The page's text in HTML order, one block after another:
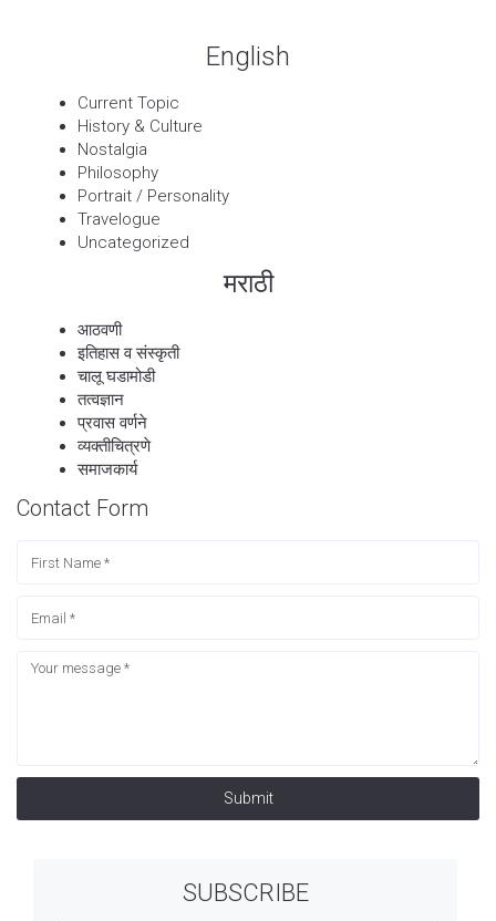
English
Current Topic
History & Culture
Nostalgia
Philosophy
Portrait / Personality
Travelogue
Uncategorized
मराठी
आठवणी
इतिहास व संस्कृती
चालू घडामोडी
तत्वज्ञान
प्रवास वर्णने
व्यक्तीचित्रणे
समाजकार्य
Contact Form
Submit
SUBSCRIBE